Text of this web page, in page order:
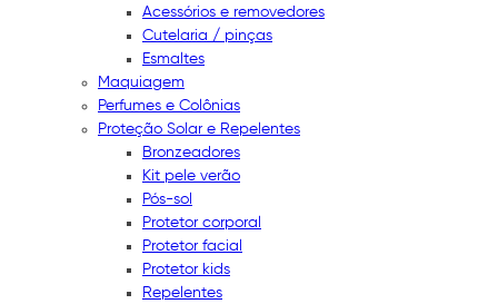
Acessórios e removedores
Cutelaria / pinças
Esmaltes
Maquiagem
Perfumes e Colônias
Proteção Solar e Repelentes
Bronzeadores
Kit pele verão
Pós-sol
Protetor corporal
Protetor facial
Protetor kids
Repelentes